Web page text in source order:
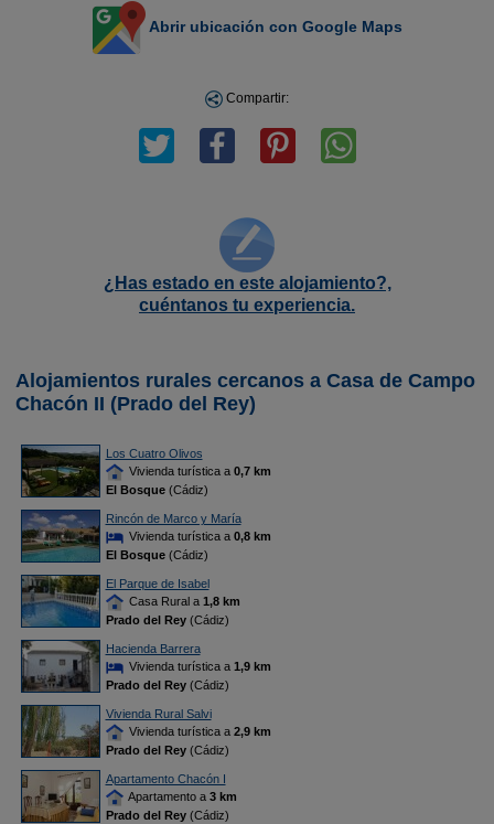
Abrir ubicación con Google Maps
Compartir:
¿Has estado en este alojamiento?,
cuéntanos tu experiencia.
Alojamientos rurales cercanos a Casa de Campo
Chacón II (Prado del Rey)
Los Cuatro Olivos
Vivienda turística a 0,7 km
El Bosque(Cádiz)
Rincón de Marco y María
Vivienda turística a 0,8 km
El Bosque(Cádiz)
El Parque de Isabel
Casa Rural a 1,8 km
Prado del Rey(Cádiz)
Hacienda Barrera
Vivienda turística a 1,9 km
Prado del Rey(Cádiz)
Vivienda Rural Salvi
Vivienda turística a 2,9 km
Prado del Rey(Cádiz)
Apartamento Chacón I
Apartamento a 3 km
Prado del Rey(Cádiz)